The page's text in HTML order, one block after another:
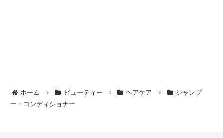
ホーム ビューティー ヘアケア
シャンプ
ー・コンディショナー